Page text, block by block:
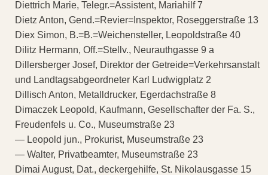
Diettrich Marie, Telegr.=Assistent, Mariahilf 7
Dietz Anton, Gend.=Revier=Inspektor, Roseggerstraße 13
Diex Simon, B.=B.=Weichensteller, Leopoldstraße 40
Dilitz Hermann, Off.=Stellv., Neurauthgasse 9 a
Dillersberger Josef, Direktor der Getreide=Verkehrsanstalt
und Landtagsabgeordneter Karl Ludwigplatz 2
Dillisch Anton, Metalldrucker, Egerdachstraße 8
Dimaczek Leopold, Kaufmann, Gesellschafter der Fa. S.,
Freudenfels u. Co., Museumstraße 23
— Leopold jun., Prokurist, Museumstraße 23
— Walter, Privatbeamter, Museumstraße 23
Dimai August, Dat., deckergehilfe, St. Nikolausgasse 15